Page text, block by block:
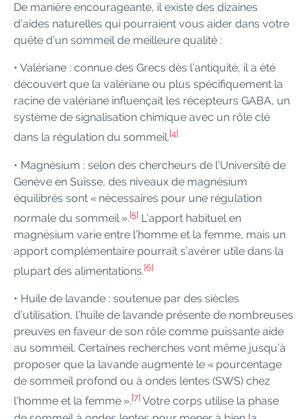
De manière encourageante, il existe des dizaines
d’aides naturelles qui pourraient vous aider dans votre
quête d’un sommeil de meilleure qualité :
• Valériane : connue des Grecs dès l’antiquité, il a été
découvert que la valériane ou plus spécifiquement la
racine de valériane influençait les récepteurs GABA, un
système de signalisation chimique avec un rôle clé
dans la régulation du sommeil.[4]
• Magnésium : selon des chercheurs de l’Université de
Genève en Suisse, des niveaux de magnésium
équilibrés sont « nécessaires pour une régulation
normale du sommeil ».[5] L’apport habituel en
magnésium varie entre l’homme et la femme, mais un
apport complémentaire pourrait s’avérer utile dans la
plupart des alimentations.[6]
• Huile de lavande : soutenue par des siècles
d’utilisation, l’huile de lavande présente de nombreuses
preuves en faveur de son rôle comme puissante aide
au sommeil. Certaines recherches vont même jusqu’à
proposer que la lavande augmente le « pourcentage
de sommeil profond ou à ondes lentes (SWS) chez
l’homme et la femme ».[7] Votre corps utilise la phase